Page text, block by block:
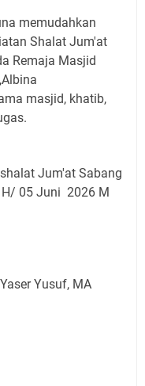
memudahkan
Shalat Jum'at
Remaja Masjid
masjid, khatib,
Jum'at Sabang
05 Juni 2026 M
Yusuf, MA